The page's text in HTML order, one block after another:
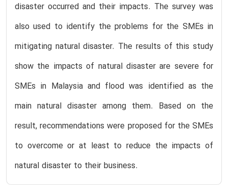
disaster occurred and their impacts. The survey was
also used to identify the problems for the SMEs in
mitigating natural disaster. The results of this study
show the impacts of natural disaster are severe for
SMEs in Malaysia and flood was identified as the
main natural disaster among them. Based on the
result, recommendations were proposed for the SMEs
to overcome or at least to reduce the impacts of
natural disaster to their business.